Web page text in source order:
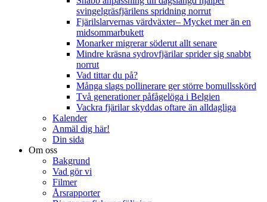
svingelgräsfjärilens spridning norrut
Fjärilslarvernas värdväxter– Mycket mer än en
midsommarbukett
Monarker migrerar söderut allt senare
Mindre kräsna sydrovfjärilar sprider sig snabbt
norrut
Vad tittar du på?
Många slags pollinerare ger större bomullsskörd
Två generationer påfågelöga i Belgien
Vackra fjärilar skyddas oftare än alldagliga
Kalender
Anmäl dig här!
Din sida
Om oss
Bakgrund
Vad gör vi
Filmer
Årsrapporter